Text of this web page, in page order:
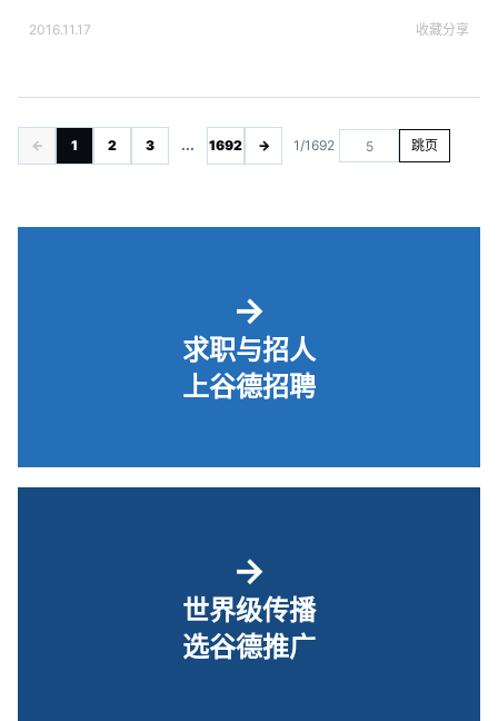
2016.11.17 收藏分享
← 1 2 3 ... 1692 → 1/1692 跳页
→
求职与招人
上谷德招聘
→
世界级传播
选谷德推广